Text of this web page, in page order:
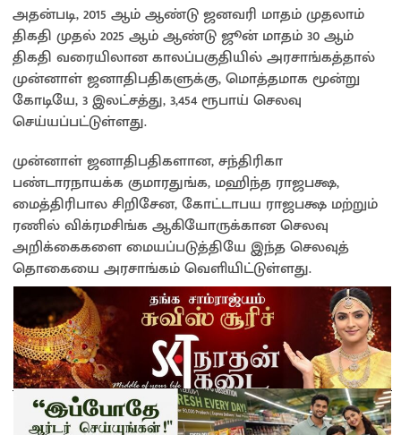
அதன்படி, 2015 ஆம் ஆண்டு ஜனவரி மாதம் முதலாம்
திகதி முதல் 2025 ஆம் ஆண்டு ஜூன் மாதம் 30 ஆம்
திகதி வரையிலான காலப்பகுதியில் அரசாங்கத்தால்
முன்னாள் ஜனாதிபதிகளுக்கு, மொத்தமாக மூன்று
கோடியே, 3 இலட்சத்து, 3,454 ரூபாய் செலவு
செய்யப்பட்டுள்ளது.
முன்னாள் ஜனாதிபதிகளான, சந்திரிகா
பண்டாரநாயக்க குமாரதுங்க, மஹிந்த ராஜபக்ஷ,
மைத்திரிபால சிறிசேன, கோட்டாபய ராஜபக்ஷ மற்றும்
ரணில் விக்ரமசிங்க ஆகியோருக்கான செலவு
அறிக்கைகளை மையப்படுத்தியே இந்த செலவுத்
தொகையை அரசாங்கம் வெளியிட்டுள்ளது.